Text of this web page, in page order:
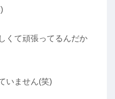
くて頑張ってるんだか
いません(笑)